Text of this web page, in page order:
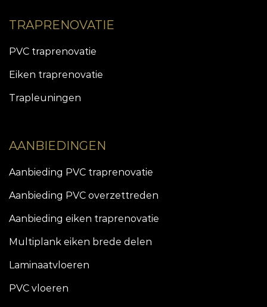
TRAPRENOVATIE
PVC traprenovatie
Eiken traprenovatie
Trapleuningen
AANBIEDINGEN
Aanbieding PVC traprenovatie
Aanbieding PVC overzettreden
Aanbieding eiken traprenovatie
Multiplank eiken brede delen
Laminaatvloeren
PVC vloeren